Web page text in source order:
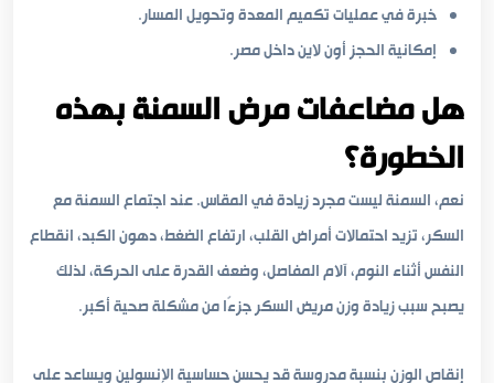
خبرة في عمليات تكميم المعدة وتحويل المسار.
إمكانية الحجز أون لاين داخل مصر.
هل مضاعفات مرض السمنة بهذه
الخطورة؟
نعم، السمنة ليست مجرد زيادة في المقاس. عند اجتماع السمنة مع
السكر، تزيد احتمالات أمراض القلب، ارتفاع الضغط، دهون الكبد، انقطاع
النفس أثناء النوم، آلام المفاصل، وضعف القدرة على الحركة، لذلك
يصبح سبب زيادة وزن مريض السكر جزءًا من مشكلة صحية أكبر.
إنقاص الوزن بنسبة مدروسة قد يحسن حساسية الإنسولين ويساعد على